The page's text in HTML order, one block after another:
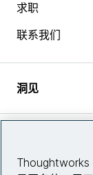
求职
联系我们
洞见
Thoughtworks